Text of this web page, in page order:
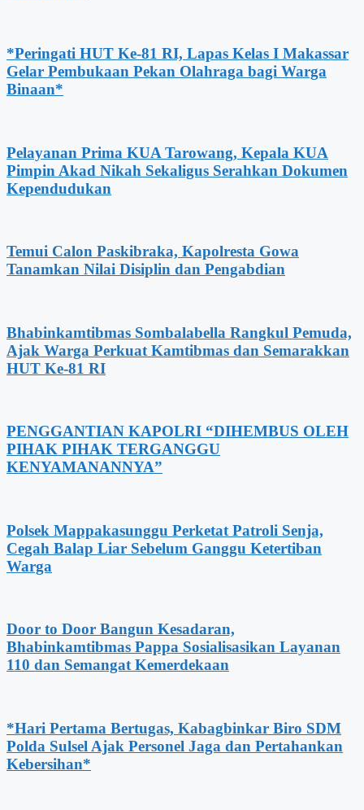
*Peringati HUT Ke-81 RI, Lapas Kelas I Makassar
Gelar Pembukaan Pekan Olahraga bagi Warga
Binaan*
Pelayanan Prima KUA Tarowang, Kepala KUA
Pimpin Akad Nikah Sekaligus Serahkan Dokumen
Kependudukan
Temui Calon Paskibraka, Kapolresta Gowa
Tanamkan Nilai Disiplin dan Pengabdian
Bhabinkamtibmas Sombalabella Rangkul Pemuda,
Ajak Warga Perkuat Kamtibmas dan Semarakkan
HUT Ke-81 RI
PENGGANTIAN KAPOLRI “DIHEMBUS OLEH
PIHAK PIHAK TERGANGGU
KENYAMANANNYA”
Polsek Mappakasunggu Perketat Patroli Senja,
Cegah Balap Liar Sebelum Ganggu Ketertiban
Warga
Door to Door Bangun Kesadaran,
Bhabinkamtibmas Pappa Sosialisasikan Layanan
110 dan Semangat Kemerdekaan
*Hari Pertama Bertugas, Kabagbinkar Biro SDM
Polda Sulsel Ajak Personel Jaga dan Pertahankan
Kebersihan*